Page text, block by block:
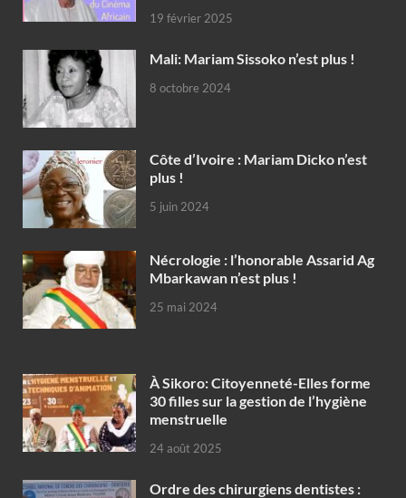
19 février 2025
Mali: Mariam Sissoko n’est plus !
8 octobre 2024
Côte d’Ivoire : Mariam Dicko n’est
plus !
5 juin 2024
Nécrologie : l’honorable Assarid Ag
Mbarkawan n’est plus !
25 mai 2024
À Sikoro: Citoyenneté-Elles forme
30 filles sur la gestion de l’hygiène
menstruelle
24 août 2025
Ordre des chirurgiens dentistes :